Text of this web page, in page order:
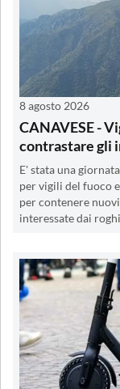
8 agosto 2026
CANAVESE -
contrastare gli
E' stata una
per vigili del fuoco
per contenere
interessate dai